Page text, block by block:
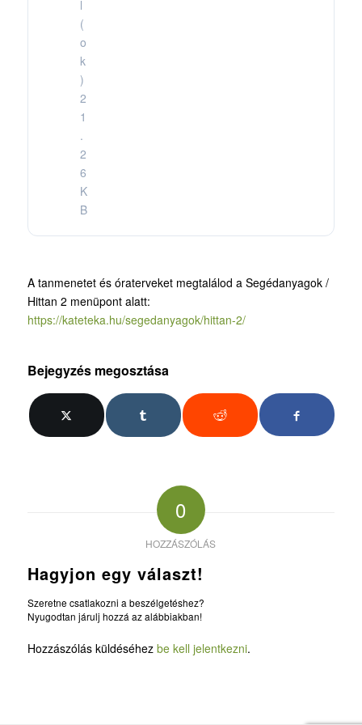
l
(
o
k
)
2
1
.
2
6
K
B
A tanmenetet és óraterveket megtalálod a Segédanyagok /
Hittan 2 menüpont alatt:
https://kateteka.hu/segedanyagok/hittan-2/
Bejegyzés megosztása
0
HOZZÁSZÓLÁS
Hagyjon egy választ!
Szeretne csatlakozni a beszélgetéshez?
Nyugodtan járulj hozzá az alábbiakban!
Hozzászólás küldéséhez be kell jelentkezni.